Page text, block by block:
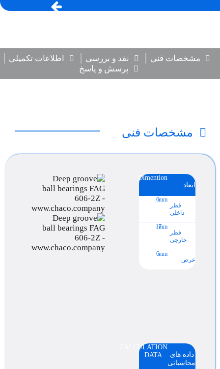
مشخصات فنی نقد و بررسی
اطلاعات تکمیلی
پرسش و پاسخ
مشخصات فنی
ابعاد
Dimention
قطر
داخلی
mm
6
قطر
خارجی
mm
17
عرض
mm
6
داده های
محاسباتی
CALCULATION
DATA